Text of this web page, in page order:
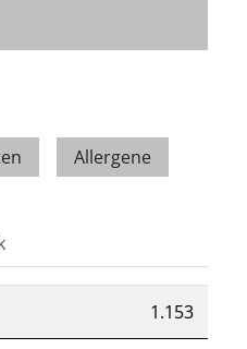
Allergene
1.153